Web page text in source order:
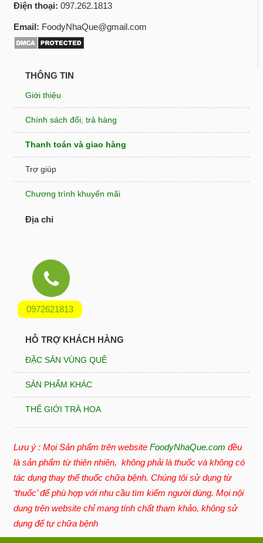
0972621813
Điện thoại: 097.262.1813
Email: FoodyNhaQue@gmail.com
THÔNG TIN
Giới thiệu
Chính sách đổi, trả hàng
Thanh toán và giao hàng
Trợ giúp
Chương trình khuyến mãi
Địa chỉ
HỖ TRỢ KHÁCH HÀNG
ĐẶC SẢN VÙNG QUÊ
SẢN PHẨM KHÁC
THẾ GIỚI TRÀ HOA
Lưu ý : Mọi Sản phẩm trên website FoodyNhaQue.com đều
là sản phẩm từ thiên nhiên, không phải là thuốc và không có
tác dụng thay thế thuốc chữa bệnh. Chúng tôi sử dụng từ
‘thuốc’ để phù hợp với nhu cầu tìm kiếm người dùng. Mọi nội
dung trên website chỉ mang tính chất tham khảo, không sử
dụng để tự chữa bệnh